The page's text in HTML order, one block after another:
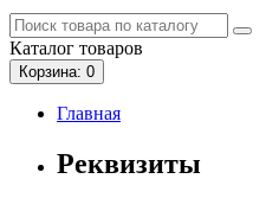
Каталог товаров
Корзина: 0
Главная
Реквизиты